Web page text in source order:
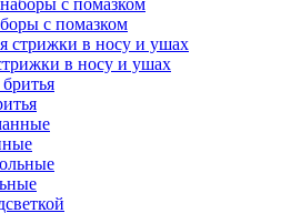
с помазком
в носу и ушах